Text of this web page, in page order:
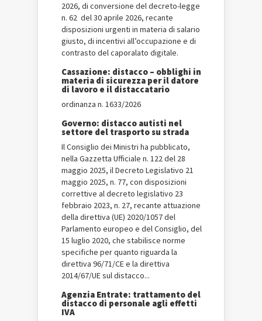
2026, di conversione del decreto-legge
n. 62 del 30 aprile 2026, recante
disposizioni urgenti in materia di salario
giusto, di incentivi all’occupazione e di
contrasto del caporalato digitale.
Cassazione: distacco – obblighi in
materia di sicurezza per il datore
di lavoro e il distaccatario
ordinanza n. 1633/2026
Governo: distacco autisti nel
settore del trasporto su strada
Il Consiglio dei Ministri ha pubblicato,
nella Gazzetta Ufficiale n. 122 del 28
maggio 2025, il Decreto Legislativo 21
maggio 2025, n. 77, con disposizioni
correttive al decreto legislativo 23
febbraio 2023, n. 27, recante attuazione
della direttiva (UE) 2020/1057 del
Parlamento europeo e del Consiglio, del
15 luglio 2020, che stabilisce norme
specifiche per quanto riguarda la
direttiva 96/71/CE e la direttiva
2014/67/UE sul distacco...
Agenzia Entrate: trattamento del
distacco di personale agli effetti
IVA